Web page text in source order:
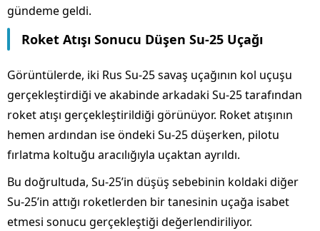
gündeme geldi.
Roket Atışı Sonucu Düşen Su-25 Uçağı
Görüntülerde, iki Rus Su-25 savaş uçağının kol uçuşu
gerçekleştirdiği ve akabinde arkadaki Su-25 tarafından
roket atışı gerçekleştirildiği görünüyor. Roket atışının
hemen ardından ise öndeki Su-25 düşerken, pilotu
fırlatma koltuğu aracılığıyla uçaktan ayrıldı.
Bu doğrultuda, Su-25’in düşüş sebebinin koldaki diğer
Su-25’in attığı roketlerden bir tanesinin uçağa isabet
etmesi sonucu gerçekleştiği değerlendiriliyor.